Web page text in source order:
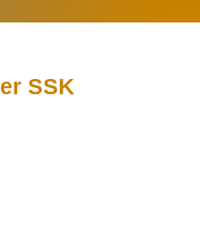
SSK